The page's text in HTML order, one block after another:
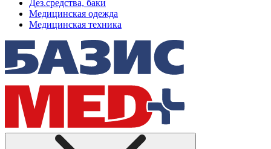
Дез.средства, баки
Медицинская одежда
Медицинская техника